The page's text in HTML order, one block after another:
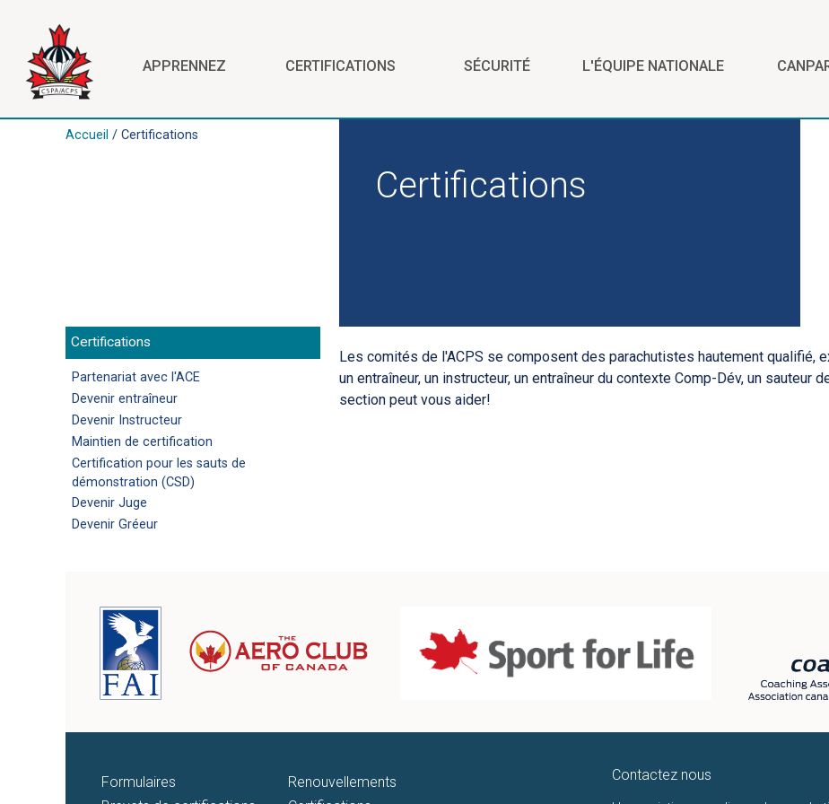
APPRENNEZ CERTIFICATIONS SÉCURITÉ L'ÉQUIPE NATIONALE
Accueil / Certifications
Certifications
Partenariat avec l'ACE
Devenir entraîneur
Devenir Instructeur
Maintien de certification
Certification pour les sauts de
démonstration (CSD)
Devenir Juge
Devenir Gréeur
Certifications
Les comités de l'ACPS se composent des parachutistes hautement qualifié,
un entraîneur, un instructeur, un entraîneur du contexte Comp-Dév, un sauteur
section peut vous aider!
Formulaires
Renouvellements
Contactez nous